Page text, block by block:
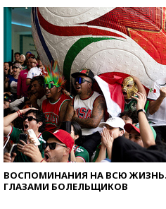
ВОСПОМИНАНИЯ НА ВСЮ
ГЛАЗАМИ БОЛЕЛЬЩИКОВ